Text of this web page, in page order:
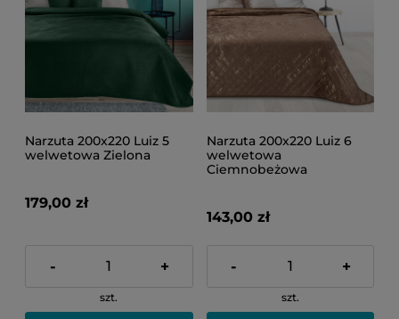
Narzuta 200x220 Luiz 5
welwetowa Zielona
179,00 zł
- +
szt.
Narzuta 200x220 Luiz 6
welwetowa
Ciemnobeżowa
143,00 zł
- +
szt.